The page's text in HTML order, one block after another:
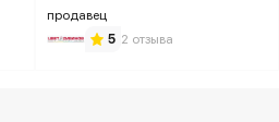
продавец
5 2 отзыва